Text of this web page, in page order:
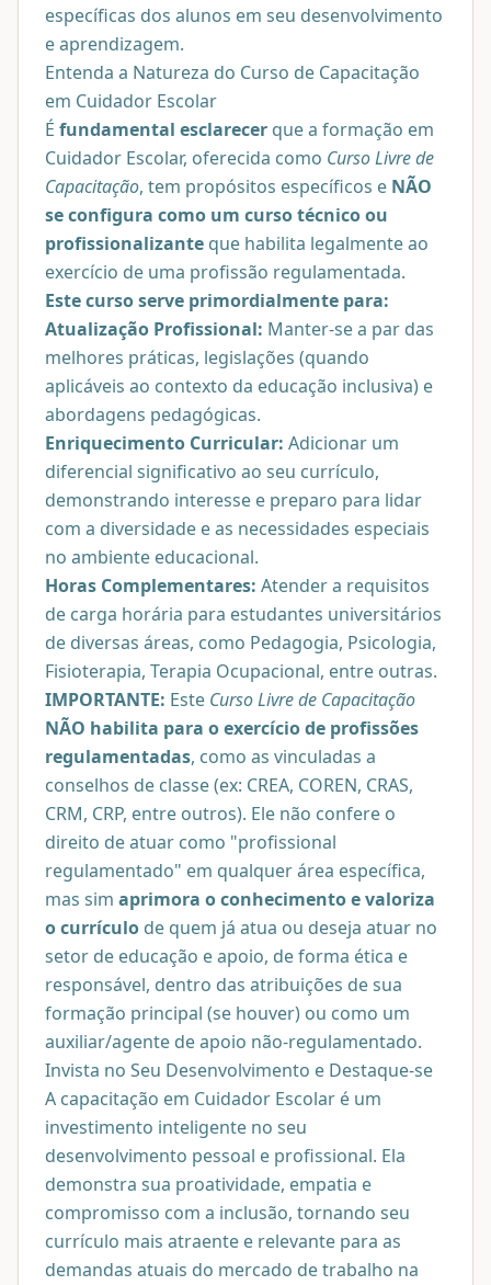
específicas dos alunos em seu desenvolvimento
e aprendizagem.
Entenda a Natureza do Curso de Capacitação
em Cuidador Escolar
É fundamental esclarecer que a formação em
Cuidador Escolar, oferecida como Curso Livre de
Capacitação, tem propósitos específicos e NÃO
se configura como um curso técnico ou
profissionalizante que habilita legalmente ao
exercício de uma profissão regulamentada.
Este curso serve primordialmente para:
Atualização Profissional: Manter-se a par das
melhores práticas, legislações (quando
aplicáveis ao contexto da educação inclusiva) e
abordagens pedagógicas.
Enriquecimento Curricular: Adicionar um
diferencial significativo ao seu currículo,
demonstrando interesse e preparo para lidar
com a diversidade e as necessidades especiais
no ambiente educacional.
Horas Complementares: Atender a requisitos
de carga horária para estudantes universitários
de diversas áreas, como Pedagogia, Psicologia,
Fisioterapia, Terapia Ocupacional, entre outras.
IMPORTANTE: Este Curso Livre de Capacitação
NÃO habilita para o exercício de profissões
regulamentadas, como as vinculadas a
conselhos de classe (ex: CREA, COREN, CRAS,
CRM, CRP, entre outros). Ele não confere o
direito de atuar como "profissional
regulamentado" em qualquer área específica,
mas sim aprimora o conhecimento e valoriza
o currículo de quem já atua ou deseja atuar no
setor de educação e apoio, de forma ética e
responsável, dentro das atribuições de sua
formação principal (se houver) ou como um
auxiliar/agente de apoio não-regulamentado.
Invista no Seu Desenvolvimento e Destaque-se
A capacitação em Cuidador Escolar é um
investimento inteligente no seu
desenvolvimento pessoal e profissional. Ela
demonstra sua proatividade, empatia e
compromisso com a inclusão, tornando seu
currículo mais atraente e relevante para as
demandas atuais do mercado de trabalho na